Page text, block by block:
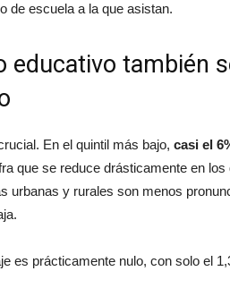
de escuela a la que asistan.
educativo también
En el quintil más bajo, casi el
que se reduce drásticamente en los
urbanas y rurales son menos
es prácticamente nulo, con solo el